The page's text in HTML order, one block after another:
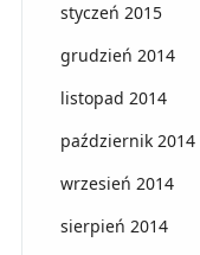
styczeń 2015
grudzień 2014
listopad 2014
październik 2014
wrzesień 2014
sierpień 2014